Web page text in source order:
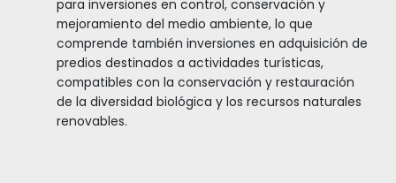
Adicionalmente, toda esta riqueza natural,
cultural de Colombia, debe apoyarse mediante
infraestructura local habilitante, que facilite el
de la actividad turística, que comprende los
inversión de infraestructura civil, con carreteras,